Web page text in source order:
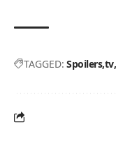
TAGGED: Spoilerstv